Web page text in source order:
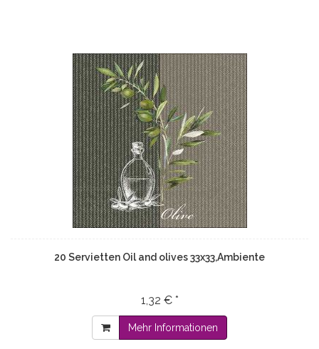
20 Servietten Oil and olives 33x33,Ambiente
1,32 € *
Mehr Informationen